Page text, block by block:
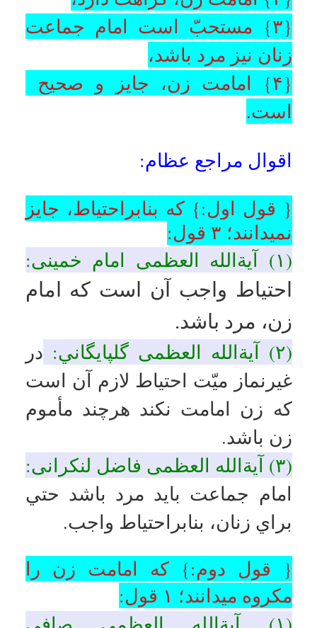
گلپايگاني:در غير نماز ميّت امامت
زن بر زنها كراهت دارد.
{ قول سوم:}
برای زنانمستحبّ میدانند؛
قول:
(۲) آیةالله العظمی سبحانی:
{ قول چهارم:}جایز و صحیح
است که امام جماعت زنان؛ زن
باشد؛
(۱) آیات عظام: خوئی، سیستانی،
تبریزی، وحیدخراسانی:فلاتصحّ
إمامةالمرأة إلّا للمرأة.(امامت زنان
جز برای زنان صحیح نیست)
{منهاج الصالحین}
امامت زن در نماز جمات فقط
برای زنان جایز است.
(۳) آیات عظام: اراکی، نوری
همدانی:
یجوز إمامةالمرأة لمثلها.
(امامت زن برای زن جایز است).
(۴) آیةالله العظمی بهجت:
لابأس
بإمامةالمرأة لمثلها. (امامت زن
برای زن مانعی نیست).
{وسیلةالنجاة}